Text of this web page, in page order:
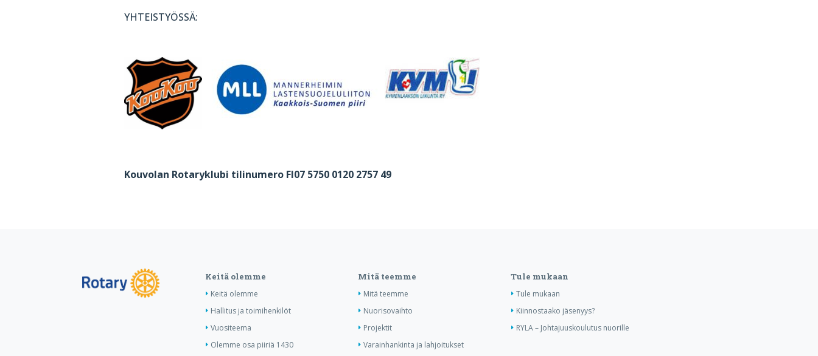
YHTEISTYÖSSÄ:
Kouvolan Rotaryklubi tilinumero FI07 5750 0120 2757 49
Keitä olemme
Keitä olemme
Hallitus ja toimihenkilöt
Vuositeema
Olemme osa piiriä 1430
Mitä teemme
Mitä teemme
Nuorisovaihto
Projektit
Varainhankinta ja lahjoitukset
Tule mukaan
Tule mukaan
Kiinnostaako jäsenyys?
RYLA – Johtajuuskoulutus nuorille